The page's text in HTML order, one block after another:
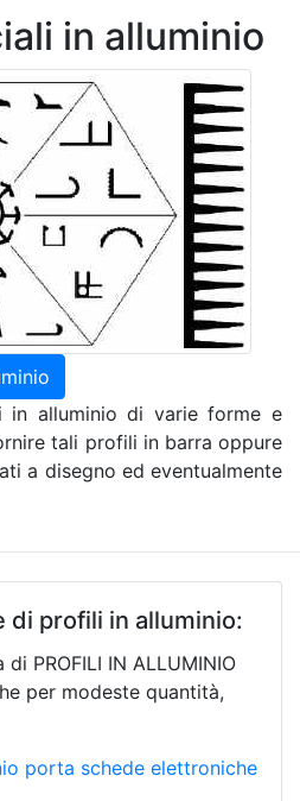
in alluminio
in alluminio di varie forme e
tali profili in barra oppure
a disegno ed eventualmente
di profili in alluminio:
PROFILI IN ALLUMINIO
per modeste quantità,
porta schede elettroniche